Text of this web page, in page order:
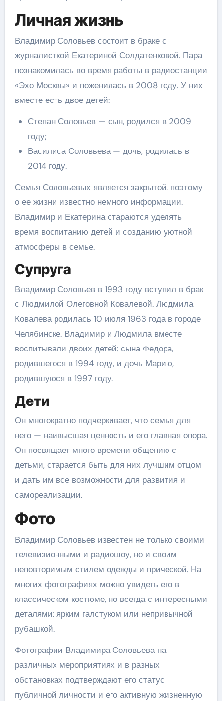
Личная жизнь
Владимир Соловьев состоит в браке с
журналисткой Екатериной Солдатенковой. Пара
познакомилась во время работы в радиостанции
«Эхо Москвы» и поженилась в 2008 году. У них
вместе есть двое детей:
Степан Соловьев — сын, родился в 2009
году;
Василиса Соловьева — дочь, родилась в
2014 году.
Семья Соловьевых является закрытой, поэтому
о ее жизни известно немного информации.
Владимир и Екатерина стараются уделять
время воспитанию детей и созданию уютной
атмосферы в семье.
Супруга
Владимир Соловьев в 1993 году вступил в брак
с Людмилой Олеговной Ковалевой. Людмила
Ковалева родилась 10 июля 1963 года в городе
Челябинске. Владимир и Людмила вместе
воспитывали двоих детей: сына Федора,
родившегося в 1994 году, и дочь Марию,
родившуюся в 1997 году.
Дети
Он многократно подчеркивает, что семья для
него — наивысшая ценность и его главная опора.
Он посвящает много времени общению с
детьми, старается быть для них лучшим отцом
и дать им все возможности для развития и
самореализации.
Фото
Владимир Соловьев известен не только своими
телевизионными и радиошоу, но и своим
неповторимым стилем одежды и прической. На
многих фотографиях можно увидеть его в
классическом костюме, но всегда с интересными
деталями: ярким галстуком или непривычной
рубашкой.
Фотографии Владимира Соловьева на
различных мероприятиях и в разных
обстановках подтверждают его статус
публичной личности и его активную жизненную